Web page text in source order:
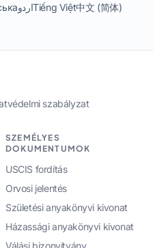
اردوTiếng Việt中文 (简体)
szabályzat
SZEMÉLYES
DOKUMENTUMOK
USCIS fordítás
Orvosi jelentés
Születési anyakönyvi kivonat
Házassági anyakönyvi kivonat
Válási bizonyítvány